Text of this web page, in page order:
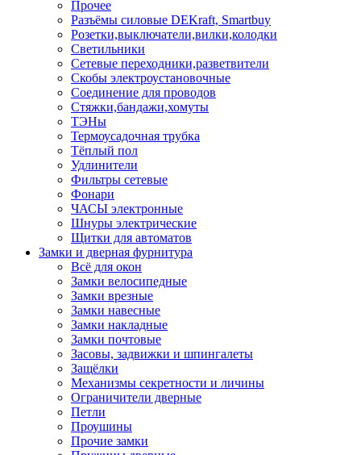
Прочее
Разъёмы силовые DEKraft, Smartbuy
Розетки,выключатели,вилки,колодки
Светильники
Сетевые переходники,разветвители
Скобы электроустановочные
Соединение для проводов
Стяжки,бандажи,хомуты
ТЭНы
Термоусадочная трубка
Тёплый пол
Удлинители
Фильтры сетевые
Фонари
ЧАСЫ электронные
Шнуры электрические
Щитки для автоматов
Замки и дверная фурнитура
Всё для окон
Замки велосипедные
Замки врезные
Замки навесные
Замки накладные
Замки почтовые
Засовы, задвижки и шпингалеты
Защёлки
Механизмы секретности и личины
Ограничители дверные
Петли
Проушины
Прочие замки